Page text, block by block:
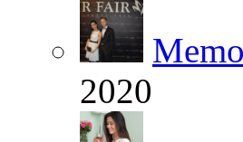
2020